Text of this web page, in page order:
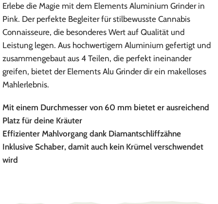
Erlebe die Magie mit dem Elements Aluminium Grinder in
Pink. Der perfekte Begleiter für stilbewusste Cannabis
Connaisseure, die besonderes Wert auf Qualität und
Leistung legen. Aus hochwertigem Aluminium gefertigt und
zusammengebaut aus 4 Teilen, die perfekt ineinander
greifen, bietet der Elements Alu Grinder dir ein makelloses
Mahlerlebnis.
Mit einem Durchmesser von 60 mm bietet er ausreichend
Platz für deine Kräuter
Effizienter Mahlvorgang dank Diamantschliffzähne
Inklusive Schaber, damit auch kein Krümel verschwendet
wird